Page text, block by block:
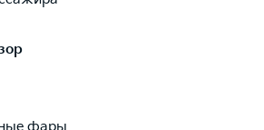
фары